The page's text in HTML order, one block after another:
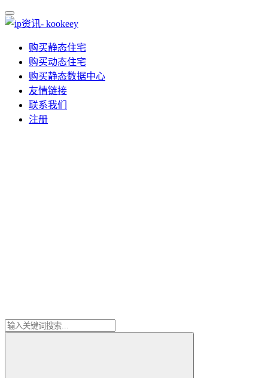
购买静态住宅
购买动态住宅
购买静态数据中心
友情链接
联系我们
注册